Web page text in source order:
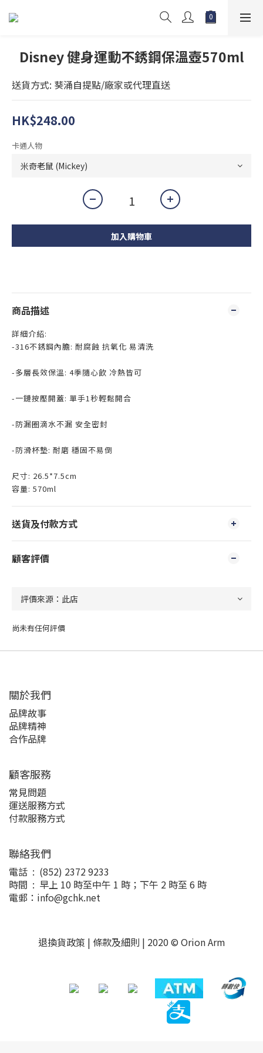
Disney 健身運動不銹鋼保溫壺570ml
送貨方式: 葵涌自提點/廠家或代理直送
HK$248.00
卡通人物
加入購物車
商品描述
詳細介紹:
-316不銹鋼內膽: 耐腐蝕 抗氧化 易清洗
-多層長效保溫: 4季隨心飲 冷熱皆可
-一鏈按壓開蓋: 單手1秒輕鬆開合
-防漏圈滴水不漏 安全密封
-防滑杯墊: 耐磨 穩固不易倒
尺寸: 26.5*7.5cm
容量: 570ml
送貨及付款方式
顧客評價
尚未有任何評價
關於我們
品牌故事
品牌精神
合作品牌
顧客服務
常見問題
運送服務方式
付款服務方式
聯絡我們
電話 : (852) 2372 9233
時間 : 早上 10 時至中午 1 時；下午 2 時至 6 時
電郵：info@gchk.net
退換貨政策 | 條款及細則 | 2020 © Orion Arm